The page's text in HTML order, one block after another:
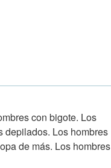
con bigote. Los
depilados. Los hombres
de más. Los hombres